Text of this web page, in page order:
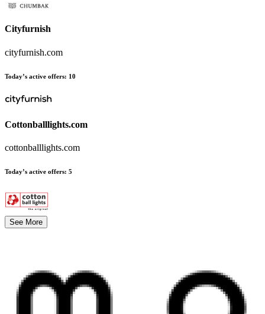
Cityfurnish
cityfurnish.com
Today’s active offers: 10
Cottonballlights.com
cottonballlights.com
Today’s active offers: 5
See More